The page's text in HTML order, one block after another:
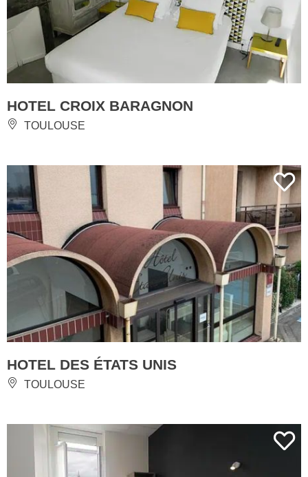
HOTEL CROIX BARAGNON
TOULOUSE
HOTEL DES ÉTATS UNIS
TOULOUSE